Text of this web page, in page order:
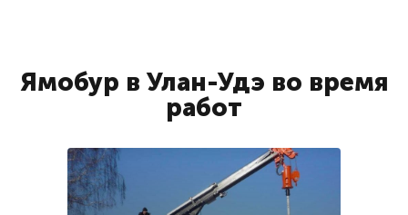
Ямобур в Улан-Удэ во время
работ